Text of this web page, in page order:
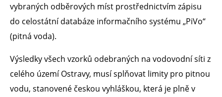
vybraných odběrových míst prostřednictvím zápisu
do celostátní databáze informačního systému „PiVo“
(pitná voda).
Výsledky všech vzorků odebraných na vodovodní síti z
celého území Ostravy, musí splňovat limity pro pitnou
vodu, stanovené českou vyhláškou, která je plně v